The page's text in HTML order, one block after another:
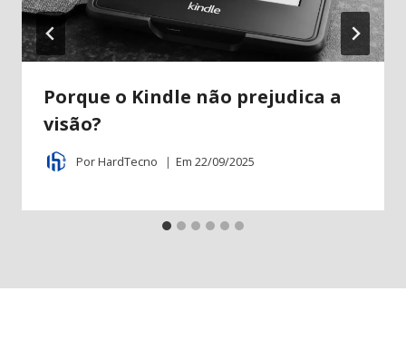
Porque o Kindle não prejudica a
visão?
PorHardTecno Em 22/09/2025